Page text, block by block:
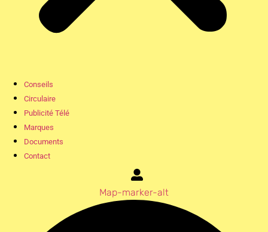
Conseils
Circulaire
Publicité Télé
Marques
Documents
Contact
Map-marker-alt